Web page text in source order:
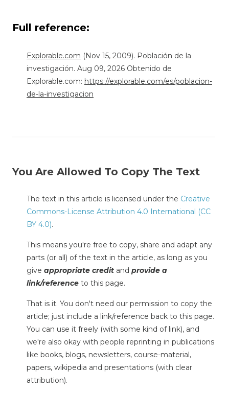
Full reference:
Explorable.com (Nov 15, 2009). Población de la
investigación. Aug 09, 2026 Obtenido de
Explorable.com: https://explorable.com/es/poblacion-
de-la-investigacion
You Are Allowed To Copy The Text
The text in this article is licensed under the Creative
Commons-License Attribution 4.0 International (CC
BY 4.0).
This means you're free to copy, share and adapt any
parts (or all) of the text in the article, as long as you
give appropriate credit and provide a
link/reference to this page.
That is it. You don't need our permission to copy the
article; just include a link/reference back to this page.
You can use it freely (with some kind of link), and
we're also okay with people reprinting in publications
like books, blogs, newsletters, course-material,
papers, wikipedia and presentations (with clear
attribution).